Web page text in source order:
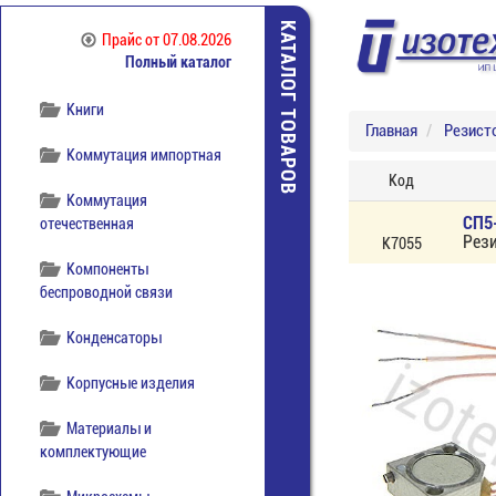
Прайсот 07.08.2026
Полный каталог
Кабельная продукция
Книги
Коммутация импортная
Коммутация
отечественная
Компоненты
беспроводной связи
Конденсаторы
Корпусные изделия
Материалы и
комплектующие
КАТАЛОГ ТОВАРОВ Главная
Код
К7055